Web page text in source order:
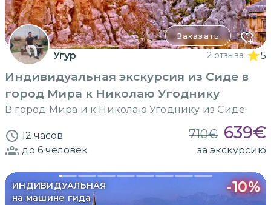
Заказать
Угур 2 отзыва 5
Индивидуальная экскурсия из Сиде в
город Мира к Николаю Угоднику
В город Мира и к Николаю Угоднику из Сиде
12 часов 710€ 639€
до 6 человек за экскурсию
ИНДИВИДУАЛЬНАЯ
на машине гида
-10%